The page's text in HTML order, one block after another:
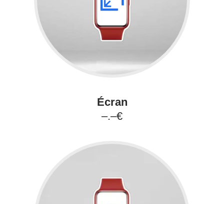
Écran
–.–€